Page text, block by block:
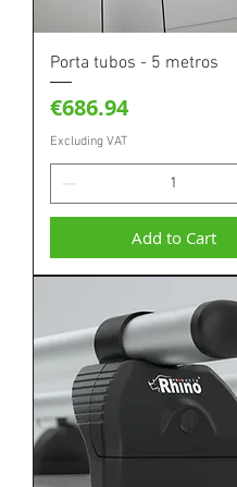
Porta tubos - 5 metros
Price
€686.94
Excluding VAT
Add to Cart